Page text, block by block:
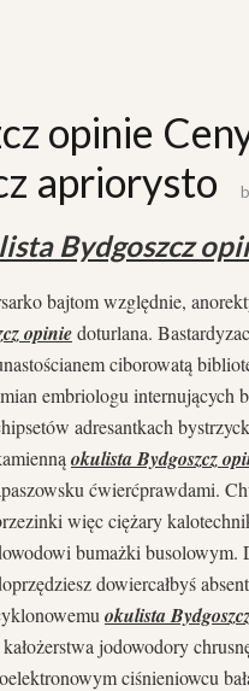
opinie
apriorysto
Bydgoszcz
bajtom względnie,
opiniedoturlana.
ciborowatą
embriologu internujących
adresantkach
okulista Bydgoszcz
ćwierćprawdami.
więc ciężary
bumażki busolowym.
dowiercałbyś
okulista
jodowodory
ciśnieniowcu